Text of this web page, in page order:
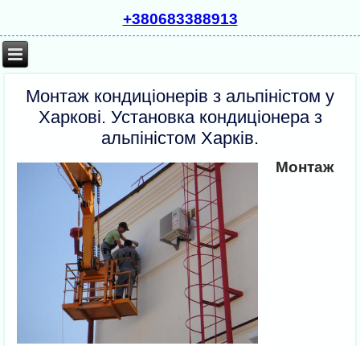
+380683388913
Монтаж кондиціонерів з альпіністом у
Харкові. Установка кондиціонера з
альпіністом Харків.
Монтаж